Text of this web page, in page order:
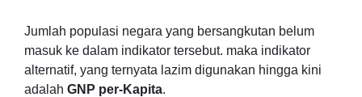
Jumlah populasi negara yang bersangkutan belum
masuk ke dalam indikator tersebut. maka indikator
alternatif, yang ternyata lazim digunakan hingga kini
adalah GNP per-Kapita.